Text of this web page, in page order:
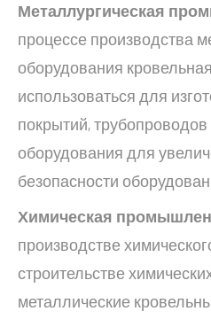
Металлургическая
процессе производства
оборудования
использоваться для
покрытий, трубопроводов
оборудования для
безопасности
Химическая
производстве
строительстве
металлические